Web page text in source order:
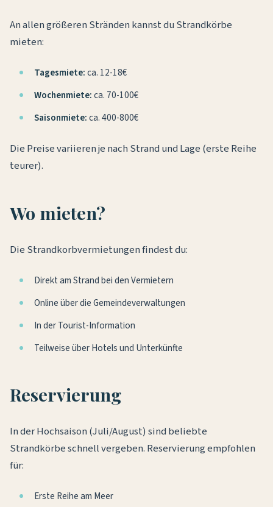
An allen größeren Stränden kannst du Strandkörbe
mieten:
Tagesmiete:ca. 12-18€
Wochenmiete:ca. 70-100€
Saisonmiete:ca. 400-800€
Die Preise variieren je nach Strand und Lage (erste Reihe
teurer).
Wo mieten?
Die Strandkorbvermietungen findest du:
Direkt am Strand bei den Vermietern
Online über die Gemeindeverwaltungen
In der Tourist-Information
Teilweise über Hotels und Unterkünfte
Reservierung
In der Hochsaison (Juli/August) sind beliebte
Strandkörbe schnell vergeben. Reservierung empfohlen
für:
Erste Reihe am Meer